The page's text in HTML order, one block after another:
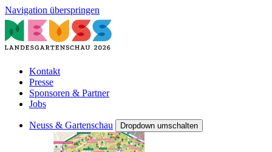
Navigation überspringen
Kontakt
Presse
Sponsoren & Partner
Jobs
Neuss & Gartenschau Dropdown umschalten